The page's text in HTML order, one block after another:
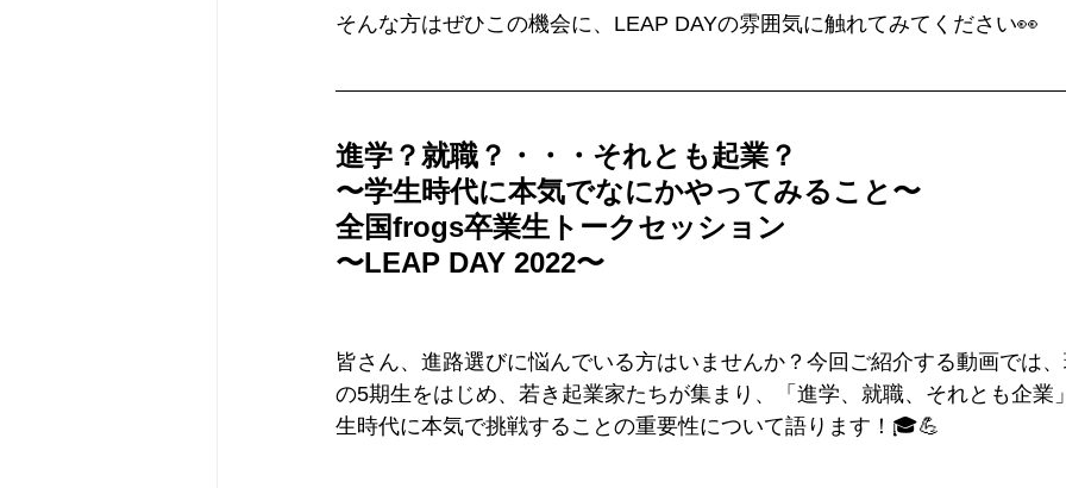
そんな方はぜひこの機会に、LEAP DAYの雰囲気に触れてみてください👀
進学？就職？・・・それとも起業？
〜学生時代に本気でなにかやってみること〜
全国frogs卒業生トークセッション
〜LEAP DAY 2022〜
皆さん、進路選びに悩んでいる方はいませんか？今回ご紹介する動画では
の5期生をはじめ、若き起業家たちが集まり、「進学、就職、それとも企業
生時代に本気で挑戦することの重要性について語ります！🎓💪